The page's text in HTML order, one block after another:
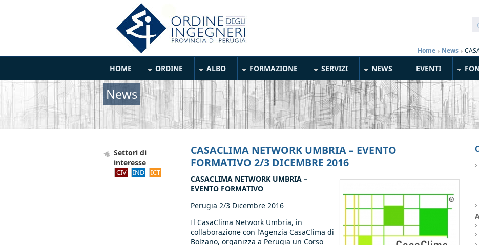
Home » News »
Main Menu
HOME ORDINE ALBO FORMAZIONE SERVIZI NEWS EVENTI
News
Settori di
interesse
CIV IND ICT
CASACLIMA NETWORK UMBRIA – EVENTO
FORMATIVO 2/3 DICEMBRE 2016
CASACLIMA NETWORK UMBRIA –
EVENTO FORMATIVO
Perugia 2/3 Dicembre 2016
Il CasaClima Network Umbria, in
collaborazione con l’Agenzia CasaClima di
Bolzano, organizza a Perugia un Corso